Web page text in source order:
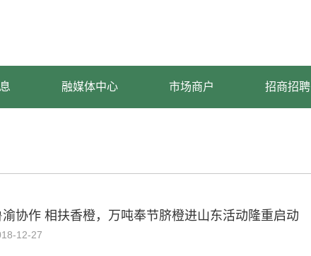
融媒体中心 市场商户 招商招聘
渝协作 相扶香橙，万吨奉节脐橙进山东活动隆重启动
-12-27